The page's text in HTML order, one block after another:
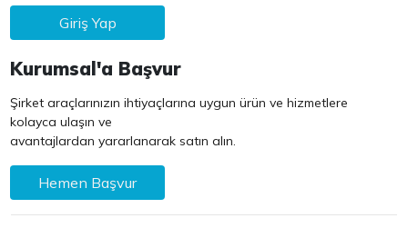
Giriş Yap
Kurumsal'a Başvur
Şirket araçlarınızın ihtiyaçlarına uygun ürün ve hizmetlere
kolayca ulaşın ve
avantajlardan yararlanarak satın alın.
Hemen Başvur